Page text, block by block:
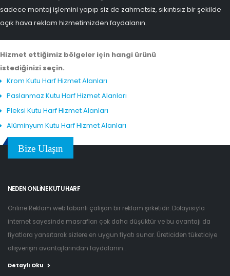
sadece montaj işlemini yapıp siz de zahmetsiz, sıkıntısız bir şekilde
açık hava reklam hizmetimizden faydalanın.
Hizmet ettiğimiz bölgeler için hangi ürünü
istediğinizi seçin.
Krom Kutu Harf Hizmet Alanları
Paslanmaz Kutu Harf Hizmet Alanları
Pleksi Kutu Harf Hizmet Alanları
Alüminyum Kutu Harf Hizmet Alanları
Bize Ulaşın
NEDEN ONLINE KUTU HARF
Online Reklam web tabanlı çalışan bir reklam şirketidir. Dolayısıyla
internet sayesinde masrafları çok daha düşüktür ve bu avantajı da
fiyatlara yansıtarak sizlere en uygun fiyatı sunar. Üreticiden tüketiciye
alışverişin avantajlarından faydalanın...
Detaylı Oku